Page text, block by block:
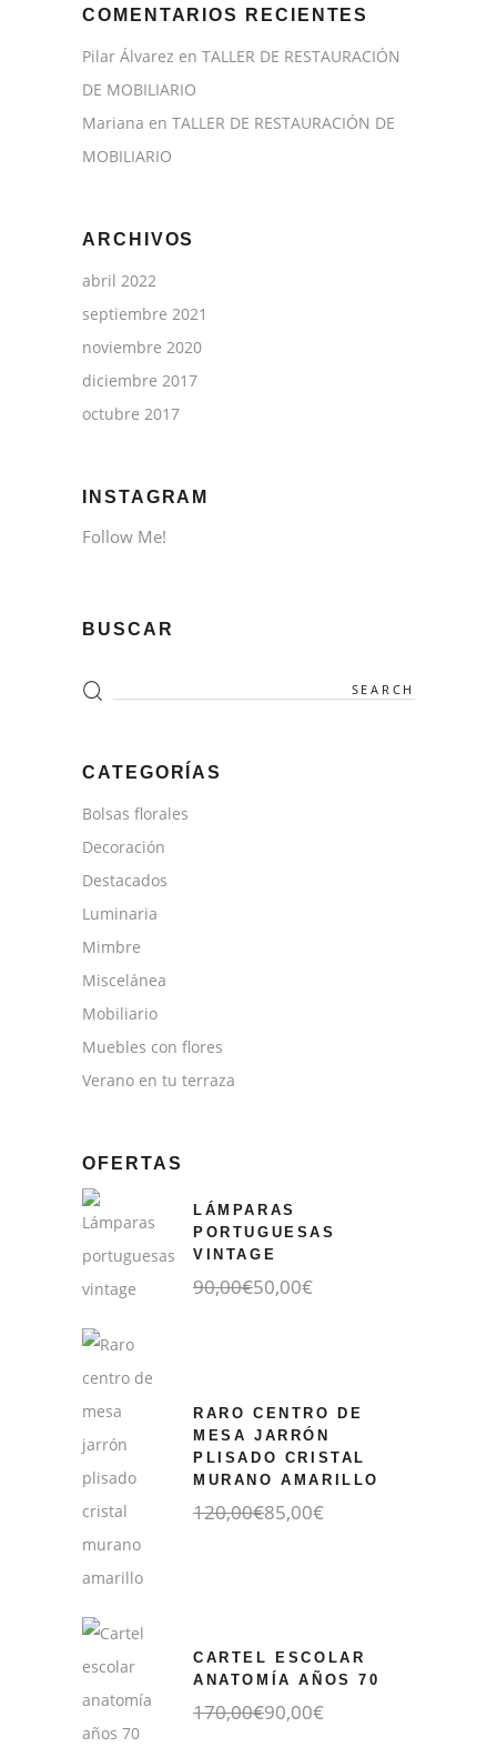
COMENTARIOS RECIENTES
Pilar Álvarez en TALLER DE RESTAURACIÓN
DE MOBILIARIO
Mariana en TALLER DE RESTAURACIÓN DE
MOBILIARIO
ARCHIVOS
abril 2022
septiembre 2021
noviembre 2020
diciembre 2017
octubre 2017
INSTAGRAM
Follow Me!
BUSCAR
Search
for:
CATEGORÍAS
Bolsas florales
Decoración
Destacados
Luminaria
Mimbre
Miscelánea
Mobiliario
Muebles con flores
Verano en tu terraza
OFERTAS
LÁMPARAS
PORTUGUESAS
VINTAGE
90,00€
El
precio
50,00€
El
precio
RARO CENTRO DE
MESA JARRÓN
PLISADO CRISTAL
MURANO AMARILLO
120,00€
El
precio
85,00€
El
precio
CARTEL ESCOLAR
ANATOMÍA AÑOS 70
170,00€
El
precio
90,00€
El
precio